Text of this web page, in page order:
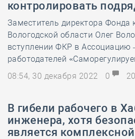
контролировать
Заместитель директора
Вологодской области Олег
вступлении ФКР в Ассоциацию
работодателей
08:54, 30 декабря 2022
0
В гибели рабочего в
инженера, хотя
является